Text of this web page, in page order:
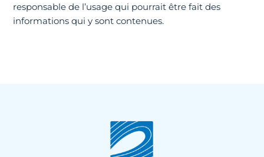
responsable de l’usage qui pourrait être fait des
informations qui y sont contenues.